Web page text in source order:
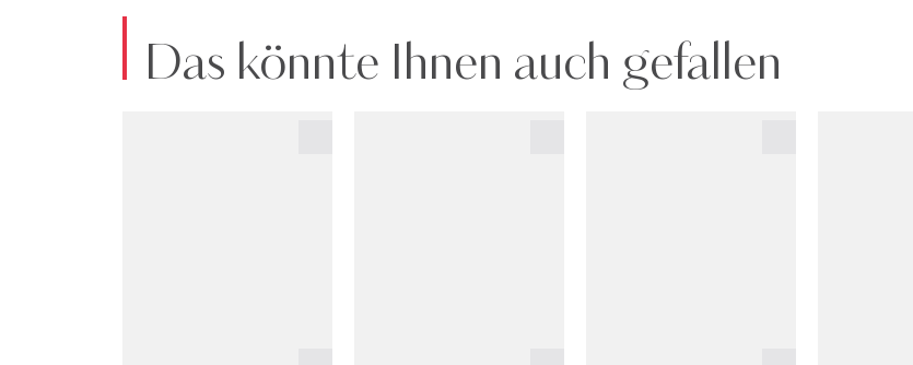
Das könnte Ihnen auch gefallen